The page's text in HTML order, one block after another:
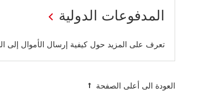
المدفوعات الدولية
تعرف على المزيد حول كيفية إرسال الأموال إلى
العودة الى أعلى الصفحة